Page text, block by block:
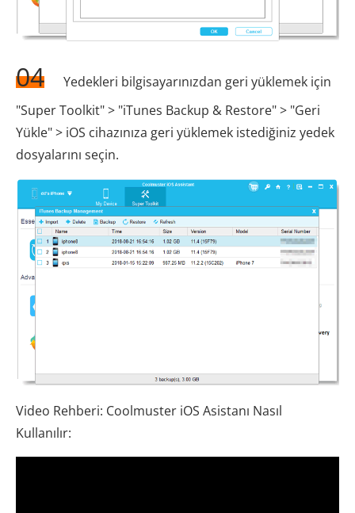
04
Yedekleri bilgisayarınızdan geri yüklemek için
"Super Toolkit" > "iTunes Backup & Restore" > "Geri
Yükle" > iOS cihazınıza geri yüklemek istediğiniz yedek
dosyalarını seçin.
Video Rehberi: Coolmuster iOS Asistanı Nasıl
Kullanılır: